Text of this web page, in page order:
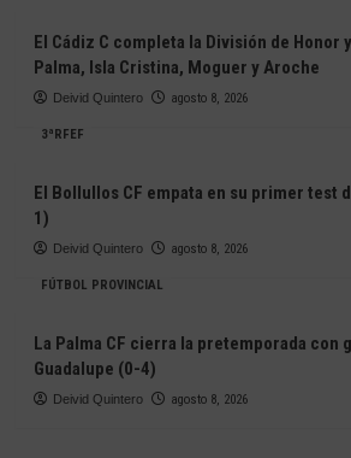
El Cádiz C completa la División de Honor
Palma, Isla Cristina, Moguer y Aroche
Deivid Quintero agosto 8, 2026
3ªRFEF
El Bollullos CF empata en su primer test
1)
Deivid Quintero agosto 8, 2026
FÚTBOL PROVINCIAL
La Palma CF cierra la pretemporada con
Guadalupe (0-4)
Deivid Quintero agosto 8, 2026